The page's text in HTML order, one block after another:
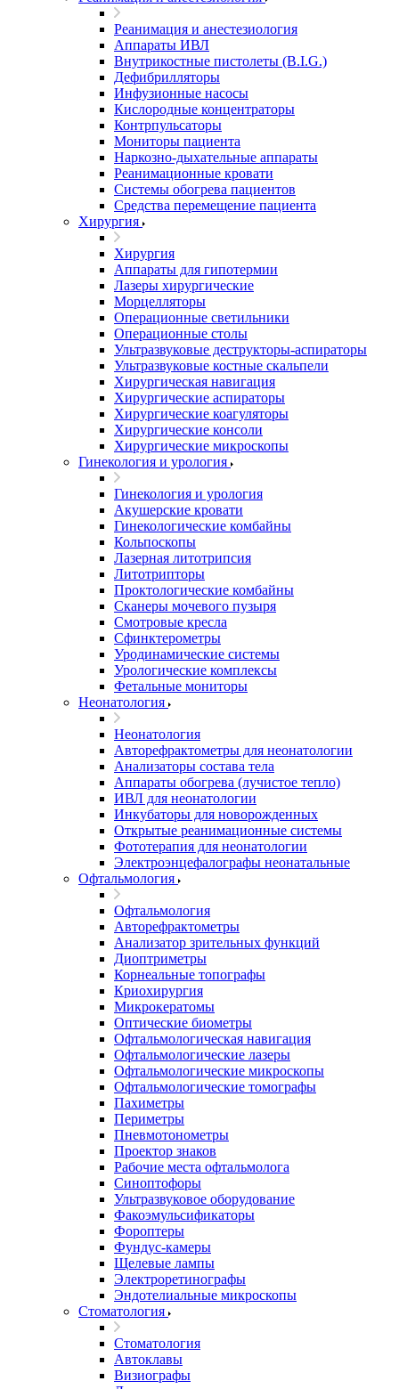
Реанимация и анестезиология
Аппараты ИВЛ
Внутрикостные пистолеты (B.I.G.)
Дефибрилляторы
Инфузионные насосы
Кислородные концентраторы
Контрпульсаторы
Мониторы пациента
Наркозно-дыхательные аппараты
Реанимационные кровати
Системы обогрева пациентов
Средства перемещение пациента
Хирургия
Хирургия
Аппараты для гипотермии
Лазеры хирургические
Морцелляторы
Операционные светильники
Операционные столы
Ультразвуковые деструкторы-аспираторы
Ультразвуковые костные скальпели
Хирургическая навигация
Хирургические аспираторы
Хирургические коагуляторы
Хирургические консоли
Хирургические микроскопы
Гинекология и урология
Гинекология и урология
Акушерские кровати
Гинекологические комбайны
Кольпоскопы
Лазерная литотрипсия
Литотрипторы
Проктологические комбайны
Сканеры мочевого пузыря
Смотровые кресла
Сфинктерометры
Уродинамические системы
Урологические комплексы
Фетальные мониторы
Неонатология
Неонатология
Авторефрактометры для неонатологии
Анализаторы состава тела
Аппараты обогрева (лучистое тепло)
ИВЛ для неонатологии
Инкубаторы для новорожденных
Открытые реанимационные системы
Фототерапия для неонатологии
Электроэнцефалографы неонатальные
Офтальмология
Офтальмология
Авторефрактометры
Анализатор зрительных функций
Диоптриметры
Корнеальные топографы
Криохирургия
Микрокератомы
Оптические биометры
Офтальмологическая навигация
Офтальмологические лазеры
Офтальмологические микроскопы
Офтальмологические томографы
Пахиметры
Периметры
Пневмотонометры
Проектор знаков
Рабочие места офтальмолога
Синоптофоры
Ультразвуковое оборудование
Факоэмульсификаторы
Фороптеры
Фундус-камеры
Щелевые лампы
Электроретинографы
Эндотелиальные микроскопы
Стоматология
Стоматология
Автоклавы
Визиографы